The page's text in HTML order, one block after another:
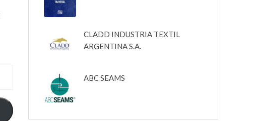
CLADD INDUSTRIA TEXTIL
ARGENTINA S.A.
ABC SEAMS